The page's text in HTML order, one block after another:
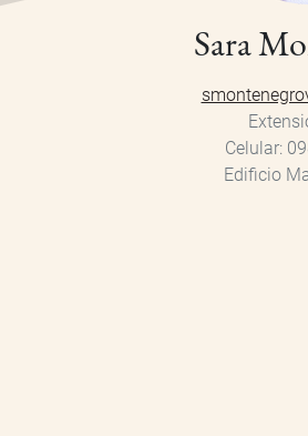
Sara
Celular
Edificio